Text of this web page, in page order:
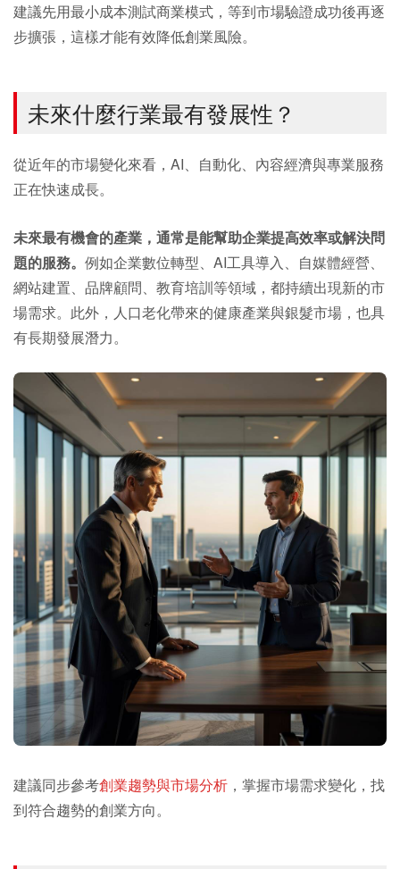
建議先用最小成本測試商業模式，等到市場驗證成功後再逐
步擴張，這樣才能有效降低創業風險。
未來什麼行業最有發展性？
從近年的市場變化來看，AI、自動化、內容經濟與專業服務
正在快速成長。
未來最有機會的產業，通常是能幫助企業提高效率或解決問
題的服務。 例如企業數位轉型、AI工具導入、自媒體經營、
網站建置、品牌顧問、教育培訓等領域，都持續出現新的市
場需求。此外，人口老化帶來的健康產業與銀髮市場，也具
有長期發展潛力。
建議同步參考創業趨勢與市場分析 ，掌握市場需求變化，找
到符合趨勢的創業方向。